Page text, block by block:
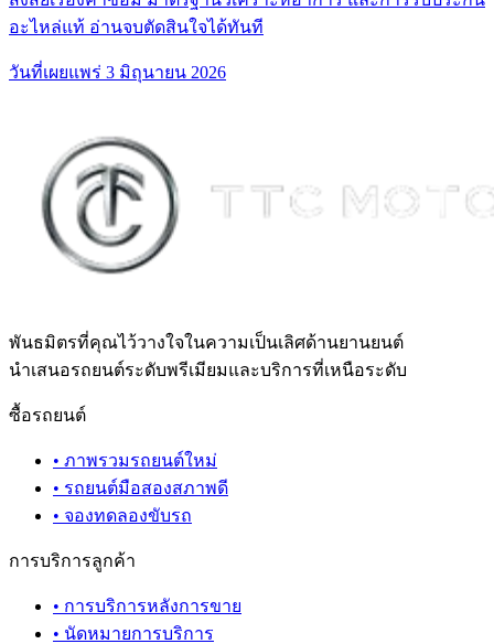
อะไหล่แท้ อ่านจบตัดสินใจได้ทันที
วันที่เผยแพร่ 3 มิถุนายน 2026
พันธมิตรที่คุณไว้วางใจในความเป็นเลิศด้านยานยนต์
นำเสนอรถยนต์ระดับพรีเมียมและบริการที่เหนือระดับ
ซื้อรถยนต์
• ภาพรวมรถยนต์ใหม่
• รถยนต์มือสองสภาพดี
• จองทดลองขับรถ
การบริการลูกค้า
• การบริการหลังการขาย
• นัดหมายการบริการ